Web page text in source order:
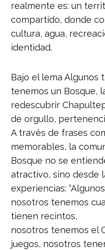
realmente es: un
compartido, donde
cultura, agua,
identidad.
Bajo el lema Algunos
tenemos un Bosque,
redescubrir
de orgullo,
A través de frases
memorables, la
Bosque no se
atractivo, sino desde
experiencias:
nosotros tenemos
tienen recintos,
nosotros tenemos el
juegos, nosotros